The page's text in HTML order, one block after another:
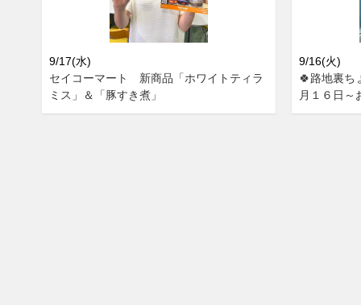
9/17(水)
セイコーマート 新商品「ホワイトティラ
ミス」＆「豚すき煮」
9/16(火)
🍀路地裏ち
月１６日～